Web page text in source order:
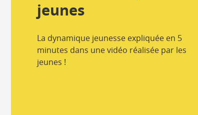
enfants
jeunes
La dynamique jeunesse expliquée en 5
minutes dans une vidéo réalisée par les
jeunes !